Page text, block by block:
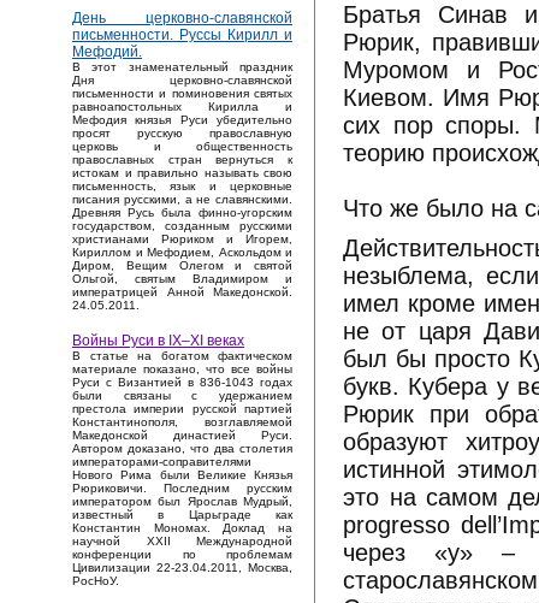
День церковно-славянской
письменности. Руссы Кирилл и
Мефодий.
В этот знаменательный праздник
Дня церковно-славянской
письменности и поминовения святых
равноапостольных Кирилла и
Мефодия князья Руси убедительно
просят русскую православную
церковь и общественность
православных стран вернуться к
истокам и правильно называть свою
письменность, язык и церковные
писания русскими, а не славянскими.
Древняя Русь была финно-угорским
государством, созданным русскими
христианами Рюриком и Игорем,
Кириллом и Мефодием, Аскольдом и
Диром, Вещим Олегом и святой
Ольгой, святым Владимиром и
императрицей Анной Македонской.
24.05.2011.
Войны Руси в IX–XI веках
В статье на богатом фактическом
материале показано, что все войны
Руси с Византией в 836-1043 годах
были связаны с удержанием
престола империи русской партией
Константинополя, возглавляемой
Македонской династией Руси.
Автором доказано, что два столетия
императорами-соправителями
Нового Рима были Великие Князья
Рюриковичи. Последним русским
императором был Ярослав Мудрый,
известный в Царьграде как
Константин Мономах. Доклад на
научной XXII Международной
конференции по проблемам
Цивилизации 22-23.04.2011, Москва,
РосНоУ.
Братья Синав
Рюрик,
Муромом и
Киевом. Имя
сих пор споры.
теорию
Что же было на
незыблема,
имел кроме
не от царя
был бы просто
букв. Кубера у
Рюрик при
образуют
истинной
это на самом
progresso
через «у» –